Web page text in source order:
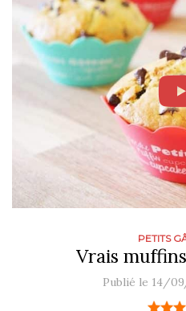
PETITS
Vrais
Publié le 14/